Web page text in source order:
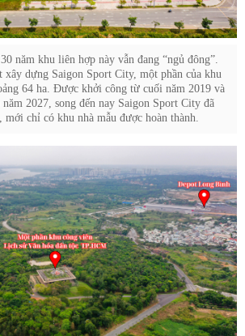
năm khu liên hợp này vẫn đang “ngủ đông”.
xây dựng Saigon Sport City, một phần của khu
64 ha. Được khởi công từ cuối năm 2019 và
2027, song đến nay Saigon Sport City đã
mới chỉ có khu nhà mẫu được hoàn thành.